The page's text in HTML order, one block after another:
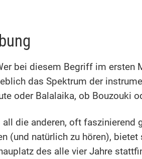
bei diesem Begriff im ersten
das Spektrum der
oder Balalaika, ob Bouzouki
all die anderen, oft faszinierend
(und natürlich zu hören),
des alle vier Jahre